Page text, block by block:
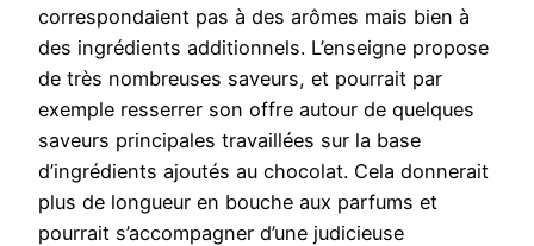
correspondaient pas à des arômes mais bien à
des ingrédients additionnels. L’enseigne propose
de très nombreuses saveurs, et pourrait par
exemple resserrer son offre autour de quelques
saveurs principales travaillées sur la base
d’ingrédients ajoutés au chocolat. Cela donnerait
plus de longueur en bouche aux parfums et
pourrait s’accompagner d’une judicieuse